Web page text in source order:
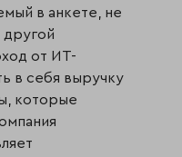
в анкете, не
другой
от ИТ-
в себя выручку
которые